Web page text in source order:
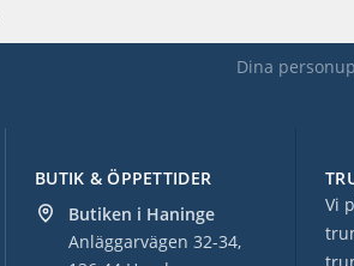
BUTIK & ÖPPETTIDER
Butiken i Haninge
Anläggarvägen 32-34,
Vi
Dina